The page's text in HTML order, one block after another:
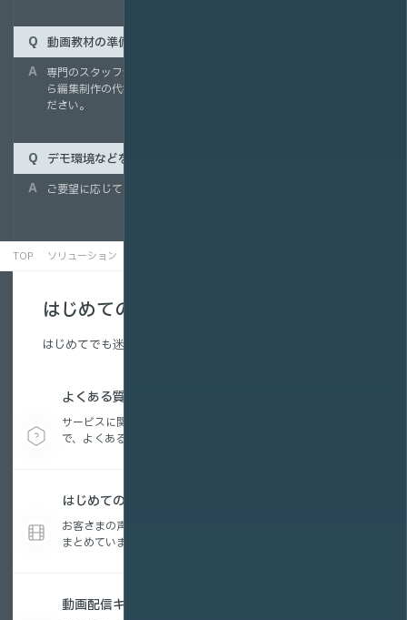
動画教材の準備からご相談することは可能でしょうか。
専門のスタッフが、撮影作業や機材選定などのコンサルティングか
ら編集制作の代行まで行うことが出来ますので、お気軽にご相談く
ださい。
デモ環境などを用意できますか？
ご要望に応じてデモ環境をご用意いたします。
TOP ソリューション
はじめての方へ
はじめてでも迷わない、配信の基本を解説。
よくある質問
サービスに関する疑問から、動画配信の活用方法ま
で、よくある質問をまとめています。
はじめての動画配信コラム
お客さまの声を参考に編集したお役立ちコンテンツを
まとめています。
動画配信キーワード集